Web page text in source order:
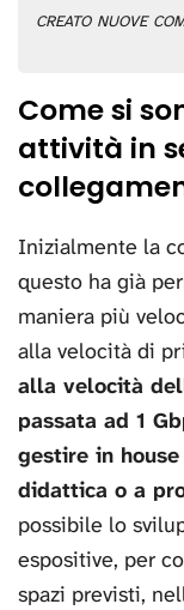
creato nuove
Come si
attività in
Inizialmente la
questo ha già
maniera più
alla velocità di
alla velocità
passata ad 1
gestire in
didattica o a
possibile lo
espositive, per
spazi previsti,